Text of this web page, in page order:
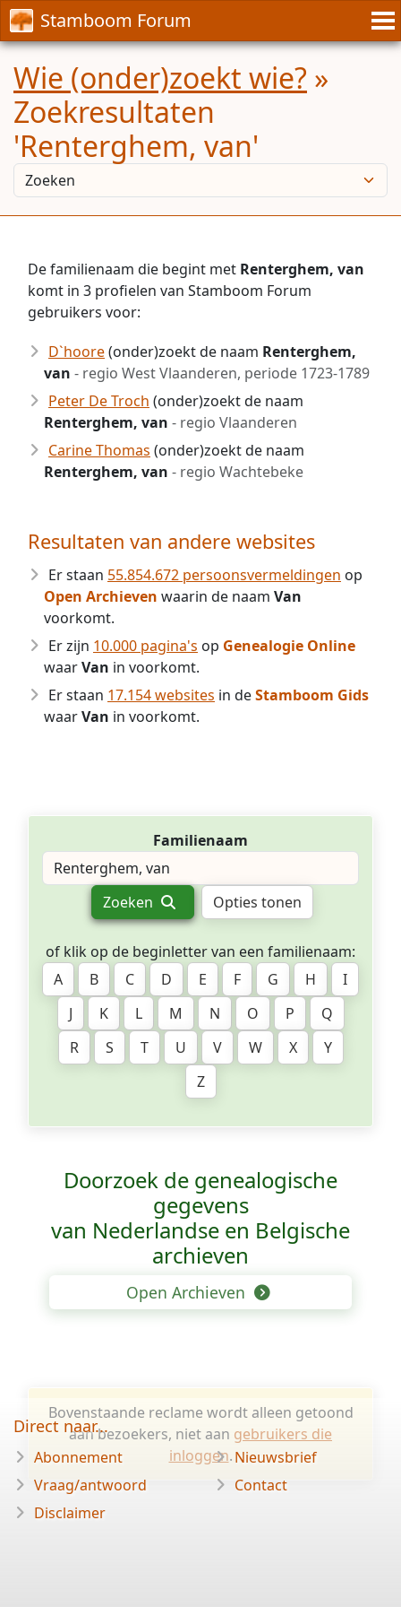
Stamboom Forum
Wie (onder)zoekt wie? »
Zoekresultaten
'Renterghem, van'
De familienaam die begint met Renterghem, van
komt in 3 profielen van Stamboom Forum
gebruikers voor:
D`hoore(onder)zoekt de naam Renterghem,
van - regio West Vlaanderen, periode 1723-1789
Peter De Troch (onder)zoekt de naam
Renterghem, van - regio Vlaanderen
Carine Thomas (onder)zoekt de naam
Renterghem, van - regio Wachtebeke
Resultaten van andere websites
Er staan 55.854.672 persoonsvermeldingen op
Open Archieven waarin de naam Van
voorkomt.
Er zijn 10.000 pagina's op Genealogie Online
waarVan in voorkomt.
Er staan 17.154 websites in deStamboom Gids
waarVan in voorkomt.
Familienaam
Zoeken Opties tonen
of klik op de beginletter van een familienaam:
A
B C D E F G H
I
J
K L M N O P
Q
R
S T U V W X
Y
Z
Doorzoek de genealogische
gegevens
van Nederlandse en Belgische
archieven
Open Archieven
Bovenstaande reclame wordt alleen getoond
aan bezoekers, niet aan gebruikers die
inloggen.
Direct naar...
Abonnement
Vraag/antwoord
Disclaimer
Nieuwsbrief
Contact